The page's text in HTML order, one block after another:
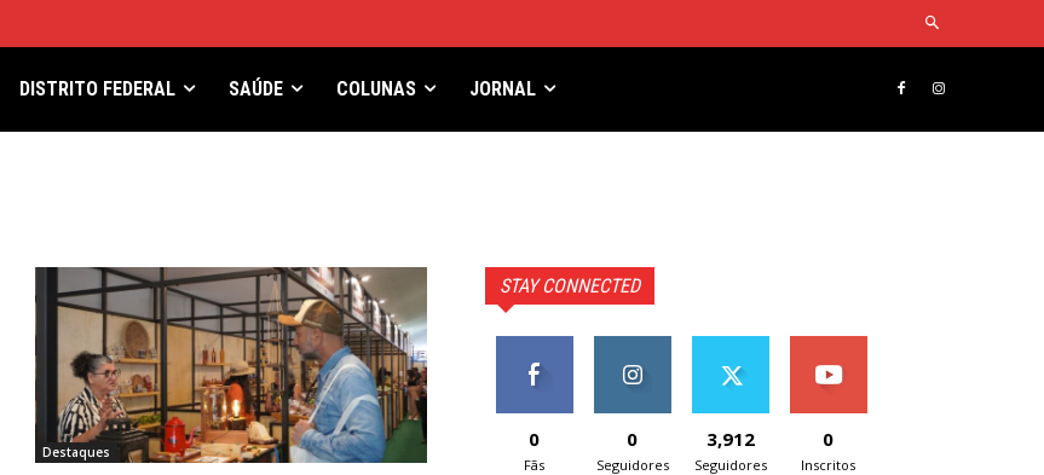
DISTRITO FEDERAL SAÚDE COLUNAS JORNAL
Destaques
STAY CONNECTED
0
Fãs
0
Seguidores
3,912
Seguidores
0
Inscritos